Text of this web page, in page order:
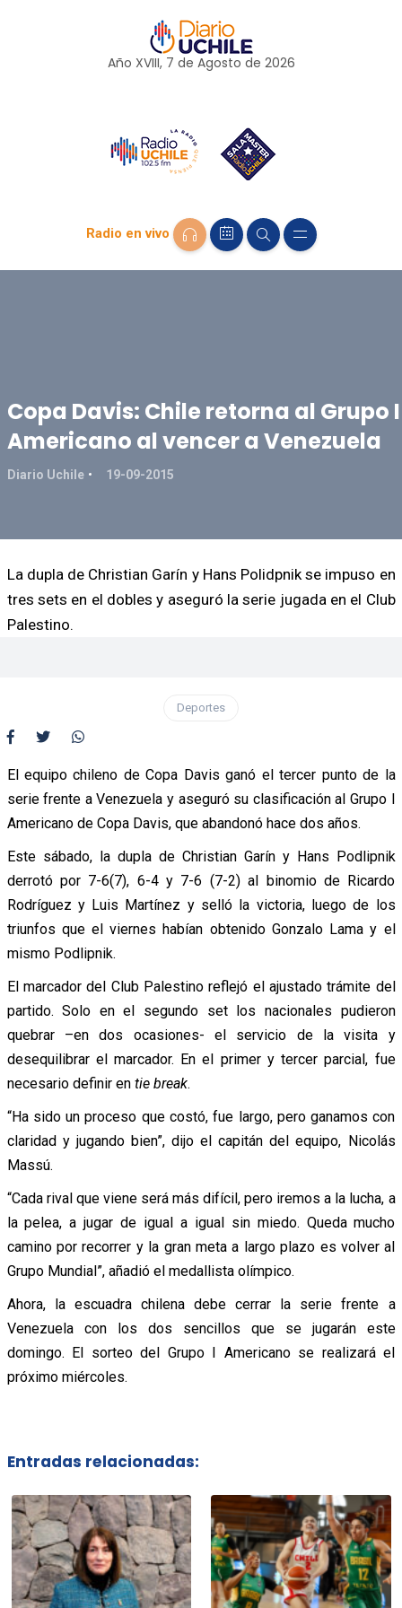
Año XVIII, 7 de Agosto de 2026
Radio en vivo
Copa Davis: Chile retorna al Grupo I
Americano al vencer a Venezuela
Diario Uchile 19-09-2015
La dupla de Christian Garín y Hans Polidpnik se impuso en
tres sets en el dobles y aseguró la serie jugada en el Club
Palestino.
Deportes
El equipo chileno de Copa Davis ganó el tercer punto de la
serie frente a Venezuela y aseguró su clasificación al Grupo I
Americano de Copa Davis, que abandonó hace dos años.
Este sábado, la dupla de Christian Garín y Hans Podlipnik
derrotó por 7-6(7), 6-4 y 7-6 (7-2) al binomio de Ricardo
Rodríguez y Luis Martínez y selló la victoria, luego de los
triunfos que el viernes habían obtenido Gonzalo Lama y el
mismo Podlipnik.
El marcador del Club Palestino reflejó el ajustado trámite del
partido. Solo en el segundo set los nacionales pudieron
quebrar –en dos ocasiones- el servicio de la visita y
desequilibrar el marcador. En el primer y tercer parcial, fue
necesario definir en tie break.
“Ha sido un proceso que costó, fue largo, pero ganamos con
claridad y jugando bien”, dijo el capitán del equipo, Nicolás
Massú.
“Cada rival que viene será más difícil, pero iremos a la lucha, a
la pelea, a jugar de igual a igual sin miedo. Queda mucho
camino por recorrer y la gran meta a largo plazo es volver al
Grupo Mundial”, añadió el medallista olímpico.
Ahora, la escuadra chilena debe cerrar la serie frente a
Venezuela con los dos sencillos que se jugarán este
domingo. El sorteo del Grupo I Americano se realizará el
próximo miércoles.
Entradas relacionadas: